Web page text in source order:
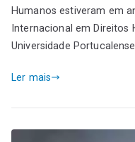
Humanos estiveram em
Internacional em Direitos
Universidade
Ler mais